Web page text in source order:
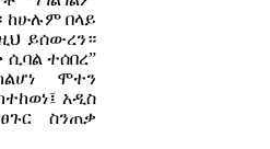
ከሁሉም በላይ
ይሰውረን።
ተሰበረ”
ሞተን
አዲስ
ስንጠቃ